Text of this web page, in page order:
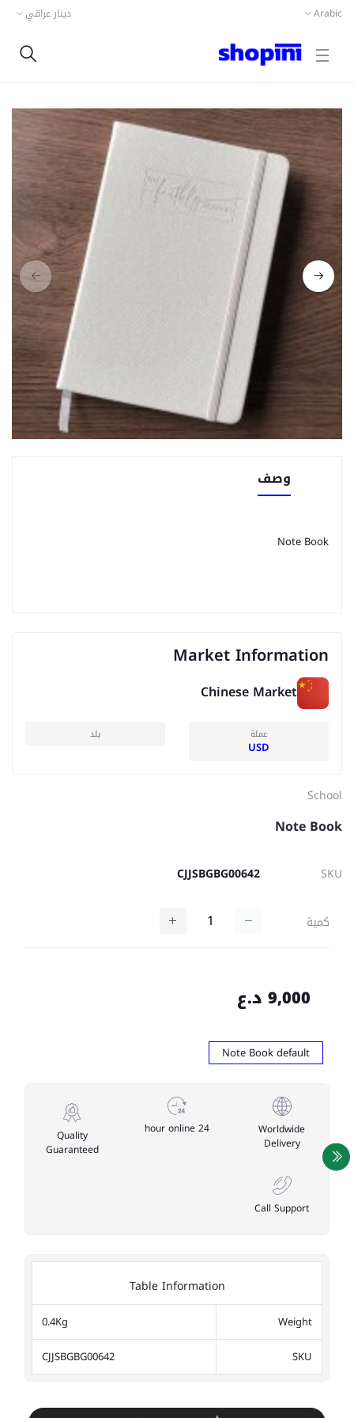
Arabic دينار عراقي
وصف
Note Book
Market Information
Chinese Market
عملة
USD
بلد
School
Note Book
SKU
CJJSBGBG00642
كمية
9,000 د.ع
Note Book default
Worldwide
Delivery
24 hour online
Quality
Guaranteed
Call Support
Table Information
Weight
0.4Kg
SKU
CJJSBGBG00642